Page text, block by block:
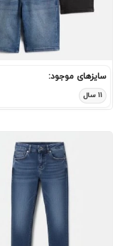
سایزهای موجود:
۱۱ سال